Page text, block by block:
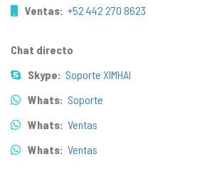
Ventas: +52 442 270 8623
Chat directo
Skype: Soporte XIMHAI
Whats: Soporte
Whats: Ventas
Whats: Ventas